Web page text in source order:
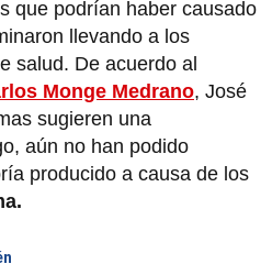
que podrían haber causado
llevando a los
salud. De acuerdo al
Monge Medrano, José
sugieren una
aún no han podido
producido a causa de los